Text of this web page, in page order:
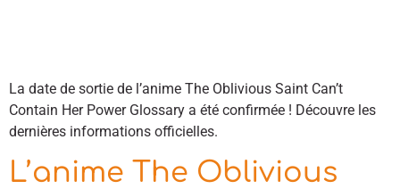
La date de sortie de l’anime The Oblivious Saint Can’t
Contain Her Power Glossary a été confirmée ! Découvre les
dernières informations officielles.
L’anime The Oblivious